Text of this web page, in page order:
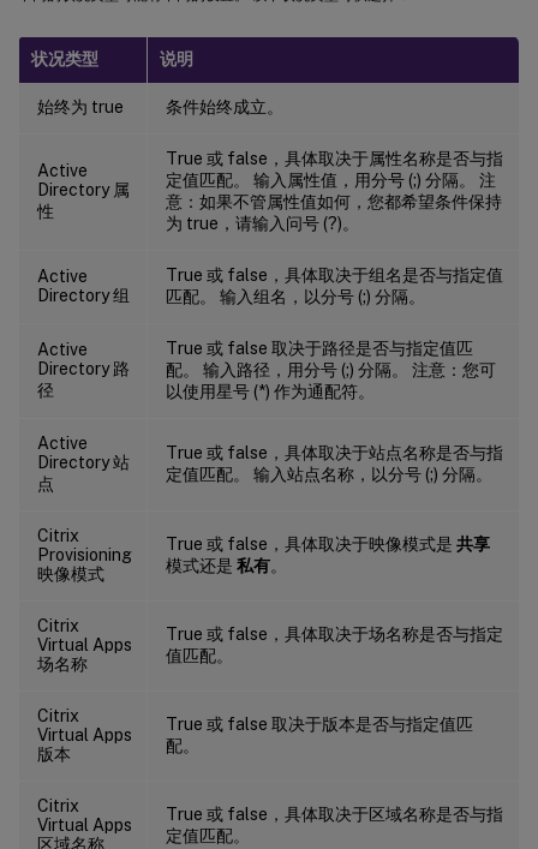
状况类型 说明
始终为 true 条件始终成立。
Active
Directory 属
性
True 或 false，具体取决于属性名称是否与指
定值匹配。 输入属性值，用分号 (;) 分隔。 注
意：如果不管属性值如何，您都希望条件保持
为 true，请输入问号 (?)。
Active
Directory 组
True 或 false，具体取决于组名是否与指定值
匹配。 输入组名，以分号 (;) 分隔。
Active
Directory 路
径
True 或 false 取决于路径是否与指定值匹
配。 输入路径，用分号 (;) 分隔。 注意：您可
以使用星号 (*) 作为通配符。
Active
Directory 站
点
True 或 false，具体取决于站点名称是否与指
定值匹配。 输入站点名称，以分号 (;) 分隔。
Citrix
Provisioning
映像模式
True 或 false，具体取决于映像模式是 共享
模式还是 私有。
Citrix
Virtual Apps
场名称
True 或 false，具体取决于场名称是否与指定
值匹配。
Citrix
Virtual Apps
版本
True 或 false 取决于版本是否与指定值匹
配。
Citrix
Virtual Apps
区域名称
True 或 false，具体取决于区域名称是否与指
定值匹配。